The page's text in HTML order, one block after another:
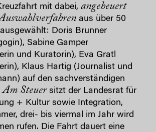
mit dabei, angeheuert
aus über 50
Doris Brunner
Sabine Gamper
und Kuratorin), Eva Gratl
Klaus Hartig (Journalist und
auf den sachverständigen
Am Steuersitzt der Landesrat für
+ Kultur sowie Integration,
drei- bis viermal im Jahr wird
rufen. Die Fahrt dauert eine